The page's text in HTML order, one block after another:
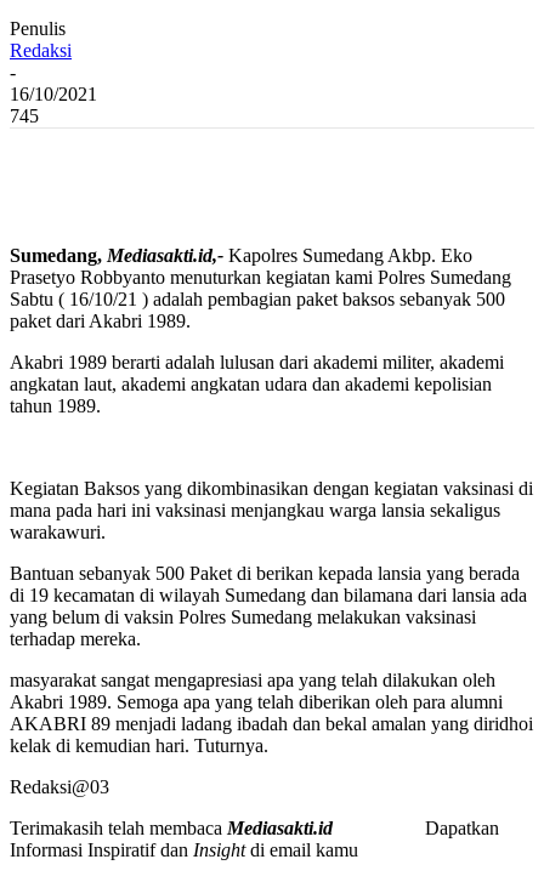
Penulis
Redaksi
-
16/10/2021
745
Sumedang, Mediasakti.id,- Kapolres Sumedang Akbp. Eko
Prasetyo Robbyanto menuturkan kegiatan kami Polres Sumedang
Sabtu ( 16/10/21 ) adalah pembagian paket baksos sebanyak 500
paket dari Akabri 1989.
Akabri 1989 berarti adalah lulusan dari akademi militer, akademi
angkatan laut, akademi angkatan udara dan akademi kepolisian
tahun 1989.
Kegiatan Baksos yang dikombinasikan dengan kegiatan vaksinasi di
mana pada hari ini vaksinasi menjangkau warga lansia sekaligus
warakawuri.
Bantuan sebanyak 500 Paket di berikan kepada lansia yang berada
di 19 kecamatan di wilayah Sumedang dan bilamana dari lansia ada
yang belum di vaksin Polres Sumedang melakukan vaksinasi
terhadap mereka.
masyarakat sangat mengapresiasi apa yang telah dilakukan oleh
Akabri 1989. Semoga apa yang telah diberikan oleh para alumni
AKABRI 89 menjadi ladang ibadah dan bekal amalan yang diridhoi
kelak di kemudian hari. Tuturnya.
Redaksi@03
Terimakasih telah membaca Mediasakti.id
Dapatkan
Informasi Inspiratif dan Insightdi email kamu